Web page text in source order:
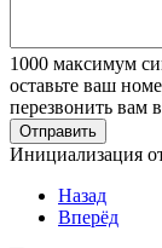
1000 максимум
оставьте ваш
перезвонить вам
Отправить
Инициализация
Назад
Вперёд